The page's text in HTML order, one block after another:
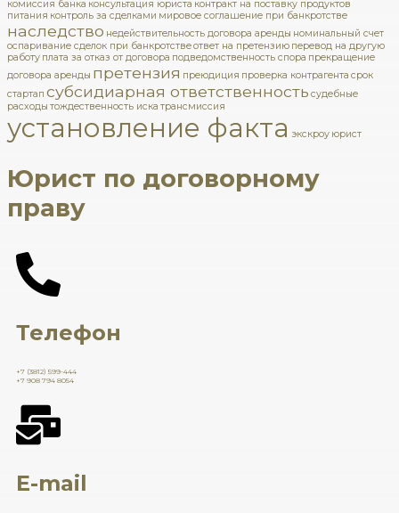
комиссия банка консультация юриста контракт на поставку продуктов
питания контроль за сделками мировое соглашение при банкротстве
наследство недействительность договора аренды номинальный счет
оспаривание сделок при банкротствеответ на претензию перевод на другую
работу плата за отказ от договора подведомственность спора прекращение
договора аренды претензия преюдиция проверка контрагента срок
стартап субсидиарная ответственность судебные
расходы тождественность иска трансмиссия
установление факта экскроу юрист
Юрист по договорному
праву
Телефон
+7 (3812) 599-444
+7 908 794 8054
E-mail